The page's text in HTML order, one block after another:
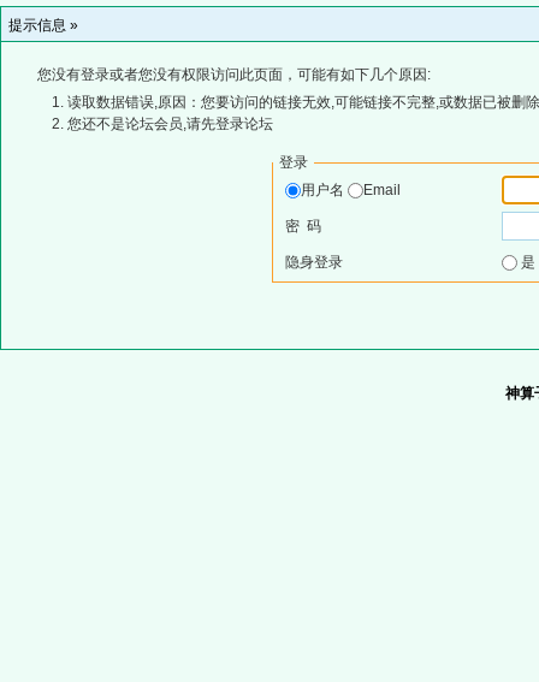
提示信息 »
您没有登录或者您没有权限访问此页面，可能有如下几个原因:
读取数据错误,原因：您要访问的链接无效,可能链接不完整,或数据已被删
您还不是论坛会员,请先登录论坛
登录
用户名
Email
密 码
隐身登录
神算